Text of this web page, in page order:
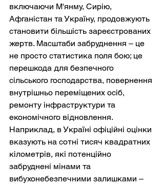
включаючи М'янму, Сирію,
Афганістан та Україну, продовжують
становити більшість зареєстрованих
жертв. Масштаби забруднення – це
не просто статистика поля бою; це
перешкода для безпечного
сільського господарства, повернення
внутрішньо переміщених осіб,
ремонту інфраструктури та
економічного відновлення.
Наприклад, в Україні офіційні оцінки
вказують на сотні тисяч квадратних
кілометрів, які потенційно
забруднені мінами та
вибухонебезпечними залишками –